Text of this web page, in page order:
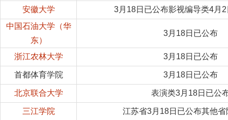
安徽大学
3月18日已公布影视编导类4月
中国石油大学（华
东）
3月18日已公布
浙江农林大学 3月18日已公布
首都体育学院 3月18日已公布
北京联合大学 表演类3月18日已公
三江学院 江苏省3月18日已公布其他省